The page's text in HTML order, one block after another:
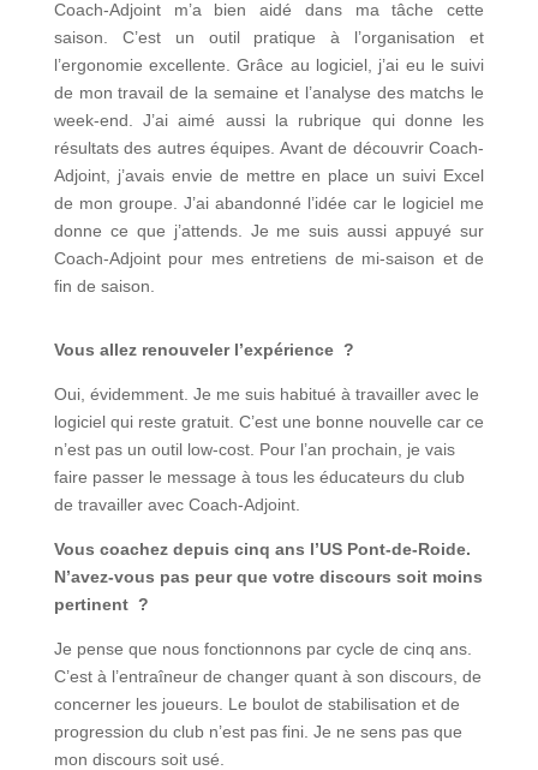
Coach-Adjoint m’a bien aidé dans ma tâche cette
saison. C’est un outil pratique à l’organisation et
l’ergonomie excellente. Grâce au logiciel, j’ai eu le suivi
de mon travail de la semaine et l’analyse des matchs le
week-end. J’ai aimé aussi la rubrique qui donne les
résultats des autres équipes. Avant de découvrir Coach-
Adjoint, j’avais envie de mettre en place un suivi Excel
de mon groupe. J’ai abandonné l’idée car le logiciel me
donne ce que j’attends. Je me suis aussi appuyé sur
Coach-Adjoint pour mes entretiens de mi-saison et de
fin de saison.
Vous allez renouveler l’expérience ?
Oui, évidemment. Je me suis habitué à travailler avec le
logiciel qui reste gratuit. C’est une bonne nouvelle car ce
n’est pas un outil low-cost. Pour l’an prochain, je vais
faire passer le message à tous les éducateurs du club
de travailler avec Coach-Adjoint.
Vous coachez depuis cinq ans l’US Pont-de-Roide.
N’avez-vous pas peur que votre discours soit moins
pertinent ?
Je pense que nous fonctionnons par cycle de cinq ans.
C’est à l’entraîneur de changer quant à son discours, de
concerner les joueurs. Le boulot de stabilisation et de
progression du club n’est pas fini. Je ne sens pas que
mon discours soit usé.